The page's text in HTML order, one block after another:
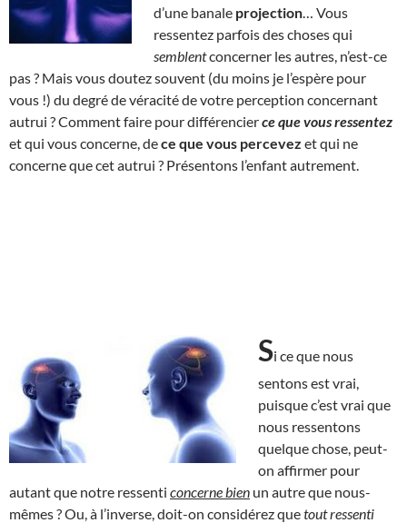
d’une banale projection … Vous
ressentez parfois des choses qui
semblentconcerner les autres, n’est-ce
pas ? Mais vous doutez souvent (du moins je l’espère pour
vous !) du degré de véracité de votre perception concernant
autrui ? Comment faire pour différencierce que vous ressentez
et qui vous concerne, dece que vous percevez et qui ne
concerne que cet autrui ? Présentons l’enfant autrement.
Si ce que nous
sentons est vrai,
puisque c’est vrai que
nous ressentons
quelque chose, peut-
on affirmer pour
autant que notre ressenti concerne bien un autre que nous-
mêmes ? Ou, à l’inverse, doit-on considérez quetout ressenti